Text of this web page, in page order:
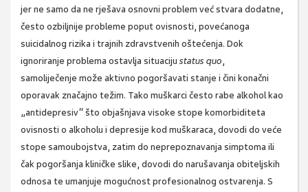
jer ne samo da ne rješava osnovni problem već stvara dodatne,
često ozbiljnije probleme poput ovisnosti, povećanoga
suicidalnog rizika i trajnih zdravstvenih oštećenja. Dok
ignoriranje problema ostavlja situaciju status quo,
samoliječenje može aktivno pogoršavati stanje i čini konačni
oporavak značajno težim. Tako muškarci često rabe alkohol kao
„antidepresiv“ što objašnjava visoke stope komorbiditeta
ovisnosti o alkoholu i depresije kod muškaraca, dovodi do veće
stope samoubojstva, zatim do neprepoznavanja simptoma ili
čak pogoršanja kliničke slike, dovodi do narušavanja obiteljskih
odnosa te umanjuje mogućnost profesionalnog ostvarenja. S